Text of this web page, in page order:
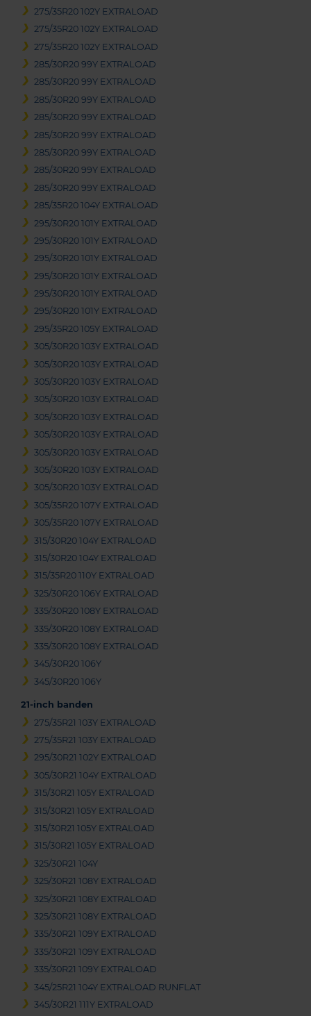
275/35R20 102Y EXTRALOAD
275/35R20 102Y EXTRALOAD
275/35R20 102Y EXTRALOAD
285/30R20 99Y EXTRALOAD
285/30R20 99Y EXTRALOAD
285/30R20 99Y EXTRALOAD
285/30R20 99Y EXTRALOAD
285/30R20 99Y EXTRALOAD
285/30R20 99Y EXTRALOAD
285/30R20 99Y EXTRALOAD
285/30R20 99Y EXTRALOAD
285/35R20 104Y EXTRALOAD
295/30R20 101Y EXTRALOAD
295/30R20 101Y EXTRALOAD
295/30R20 101Y EXTRALOAD
295/30R20 101Y EXTRALOAD
295/30R20 101Y EXTRALOAD
295/30R20 101Y EXTRALOAD
295/35R20 105Y EXTRALOAD
305/30R20 103Y EXTRALOAD
305/30R20 103Y EXTRALOAD
305/30R20 103Y EXTRALOAD
305/30R20 103Y EXTRALOAD
305/30R20 103Y EXTRALOAD
305/30R20 103Y EXTRALOAD
305/30R20 103Y EXTRALOAD
305/30R20 103Y EXTRALOAD
305/30R20 103Y EXTRALOAD
305/35R20 107Y EXTRALOAD
305/35R20 107Y EXTRALOAD
315/30R20 104Y EXTRALOAD
315/30R20 104Y EXTRALOAD
315/35R20 110Y EXTRALOAD
325/30R20 106Y EXTRALOAD
335/30R20 108Y EXTRALOAD
335/30R20 108Y EXTRALOAD
335/30R20 108Y EXTRALOAD
345/30R20 106Y
345/30R20 106Y
21-inch banden
275/35R21 103Y EXTRALOAD
275/35R21 103Y EXTRALOAD
295/30R21 102Y EXTRALOAD
305/30R21 104Y EXTRALOAD
315/30R21 105Y EXTRALOAD
315/30R21 105Y EXTRALOAD
315/30R21 105Y EXTRALOAD
315/30R21 105Y EXTRALOAD
325/30R21 104Y
325/30R21 108Y EXTRALOAD
325/30R21 108Y EXTRALOAD
325/30R21 108Y EXTRALOAD
335/30R21 109Y EXTRALOAD
335/30R21 109Y EXTRALOAD
335/30R21 109Y EXTRALOAD
345/25R21 104Y EXTRALOAD RUNFLAT
345/30R21 111Y EXTRALOAD